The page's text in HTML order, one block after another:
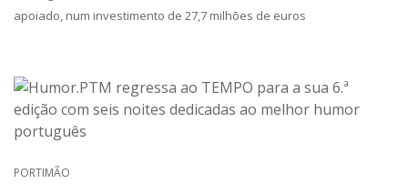
apoiado, num investimento de 27,7 milhões de euros
PORTIMÃO